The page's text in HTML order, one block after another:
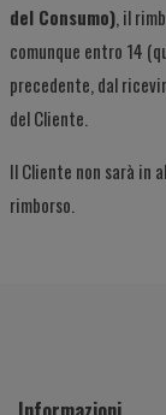
del Consumo) , il
comunque entro 14
precedente, dal
del Cliente.
Il Cliente non sarà in
rimborso.